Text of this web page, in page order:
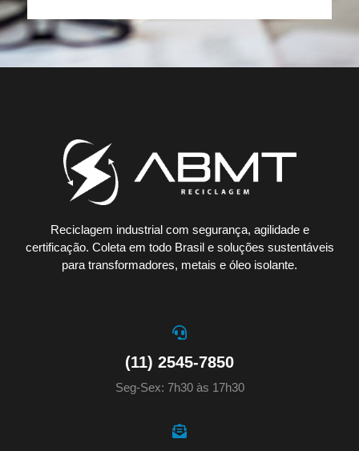
Reciclagem industrial com segurança, agilidade e
certificação. Coleta em todo Brasil e soluções sustentáveis
para transformadores, metais e óleo isolante.
(11) 2545-7850
Seg-Sex: 7h30 às 17h30